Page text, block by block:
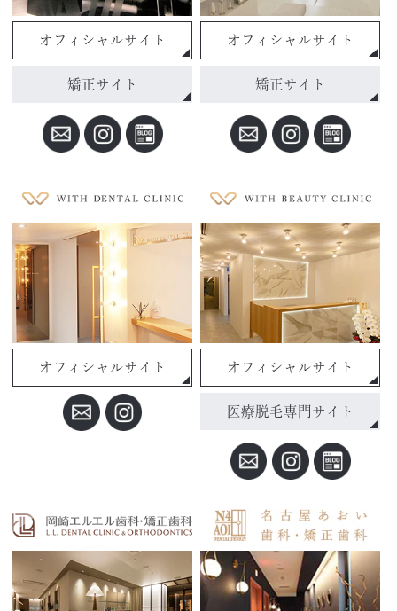
オフィシャルサイト
矯正サイト
オフィシャルサイト
矯正サイト
オフィシャルサイト オフィシャルサイト
医療脱毛専門サイト